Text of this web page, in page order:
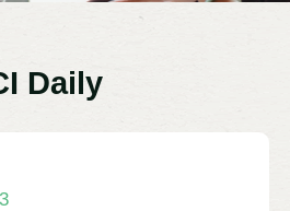
Daily